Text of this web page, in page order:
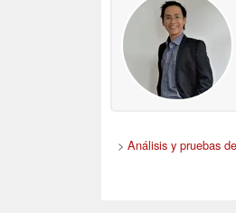
> Análisis y pruebas